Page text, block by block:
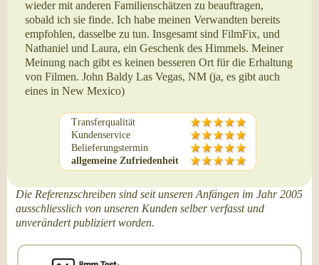
wieder mit anderen Familienschätzen zu beauftragen,
sobald ich sie finde. Ich habe meinen Verwandten bereits
empfohlen, dasselbe zu tun. Insgesamt sind FilmFix, und
Nathaniel und Laura, ein Geschenk des Himmels. Meiner
Meinung nach gibt es keinen besseren Ort für die Erhaltung
von Filmen. John Baldy Las Vegas, NM (ja, es gibt auch
eines in New Mexico)
Transferqualität
Kundenservice
Belieferungstermin
allgemeine Zufriedenheit
Die Referenzschreiben sind seit unseren Anfängen im Jahr 2005
ausschliesslich von unseren Kunden selber verfasst und
unverändert publiziert worden.